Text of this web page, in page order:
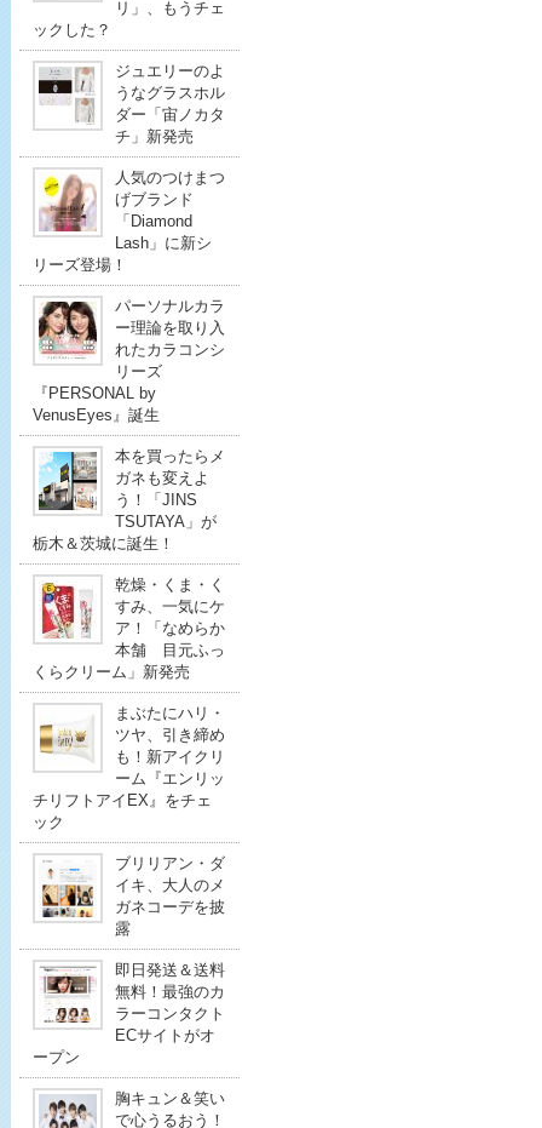
リ」、もうチェ
ックした？
ジュエリーのよ
うなグラスホル
ダー「宙ノカタ
チ」新発売
人気のつけまつ
げブランド
「Diamond
Lash」に新シ
リーズ登場！
パーソナルカラ
ー理論を取り入
れたカラコンシ
リーズ
『PERSONAL by
VenusEyes』誕生
本を買ったらメ
ガネも変えよ
う！「JINS
TSUTAYA」が
栃木＆茨城に誕生！
乾燥・くま・く
すみ、一気にケ
ア！「なめらか
本舗 目元ふっ
くらクリーム」新発売
まぶたにハリ・
ツヤ、引き締め
も！新アイクリ
ーム『エンリッ
チリフトアイEX』をチェ
ック
ブリリアン・ダ
イキ、大人のメ
ガネコーデを披
露
即日発送＆送料
無料！最強のカ
ラーコンタクト
ECサイトがオ
ープン
胸キュン＆笑い
で心うるおう！